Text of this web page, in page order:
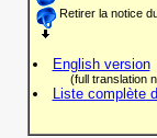
Retirer la notice
English version
(full translation
Liste complète